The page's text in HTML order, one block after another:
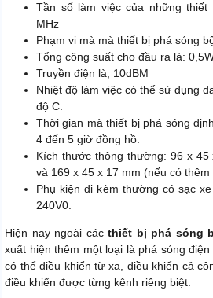
Tần số làm việc của những
MHz
Phạm vi mà mà thiết bị phá sóng
Tổng công suất cho đầu ra là:
Truyền điện là; 10dBM
Nhiệt độ làm việc có thể sử dụng
độ C.
Thời gian mà thiết bị phá sóng
4 đến 5 giờ đồng hồ.
Kích thước thông thường: 96 x 45
và 169 x 45 x 17 mm (nếu có thêm
Phụ kiện đi kèm thường có sạc
240V0.
Hiện nay ngoài các thiết bị phá sóng
xuất hiện thêm một loại là phá sóng
có thể điều khiển từ xa, điều khiển cả
điều khiển được từng kênh riêng biệt.